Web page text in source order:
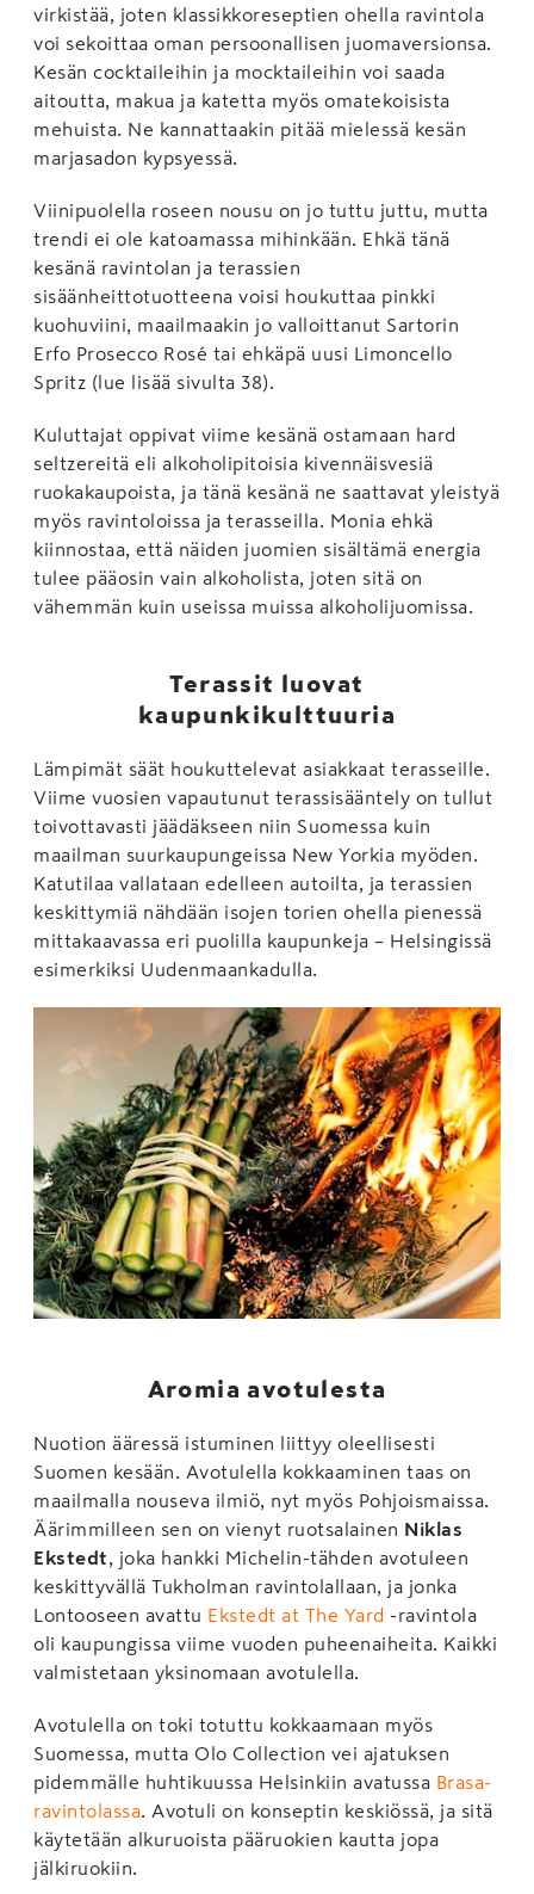
virkistää, joten klassikkoreseptien ohella ravintola
voi sekoittaa oman persoonallisen juomaversionsa.
Kesän cocktaileihin ja mocktaileihin voi saada
aitoutta, makua ja katetta myös omatekoisista
mehuista. Ne kannattaakin pitää mielessä kesän
marjasadon kypsyessä.
Viinipuolella roseen nousu on jo tuttu juttu, mutta
trendi ei ole katoamassa mihinkään. Ehkä tänä
kesänä ravintolan ja terassien
sisäänheittotuotteena voisi houkuttaa pinkki
kuohuviini, maailmaakin jo valloittanut Sartorin
Erfo Prosecco Rosé tai ehkäpä uusi Limoncello
Spritz (lue lisää sivulta 38).
Kuluttajat oppivat viime kesänä ostamaan hard
seltzereitä eli alkoholipitoisia kivennäisvesiä
ruokakaupoista, ja tänä kesänä ne saattavat yleistyä
myös ravintoloissa ja terasseilla. Monia ehkä
kiinnostaa, että näiden juomien sisältämä energia
tulee pääosin vain alkoholista, joten sitä on
vähemmän kuin useissa muissa alkoholijuomissa.
Terassit luovat
kaupunkikulttuuria
Lämpimät säät houkuttelevat asiakkaat terasseille.
Viime vuosien vapautunut terassisääntely on tullut
toivottavasti jäädäkseen niin Suomessa kuin
maailman suurkaupungeissa New Yorkia myöden.
Katutilaa vallataan edelleen autoilta, ja terassien
keskittymiä nähdään isojen torien ohella pienessä
mittakaavassa eri puolilla kaupunkeja – Helsingissä
esimerkiksi Uudenmaankadulla.
Aromia avotulesta
Nuotion ääressä istuminen liittyy oleellisesti
Suomen kesään. Avotulella kokkaaminen taas on
maailmalla nouseva ilmiö, nyt myös Pohjoismaissa.
Äärimmilleen sen on vienyt ruotsalainen Niklas
Ekstedt , joka hankki Michelin-tähden avotuleen
keskittyvällä Tukholman ravintolallaan, ja jonka
Lontooseen avattu Ekstedt at The Yard -ravintola
oli kaupungissa viime vuoden puheenaiheita. Kaikki
valmistetaan yksinomaan avotulella.
Avotulella on toki totuttu kokkaamaan myös
Suomessa, mutta Olo Collection vei ajatuksen
pidemmälle huhtikuussa Helsinkiin avatussa Brasa-
ravintolassa . Avotuli on konseptin keskiössä, ja sitä
käytetään alkuruoista pääruokien kautta jopa
jälkiruokiin.